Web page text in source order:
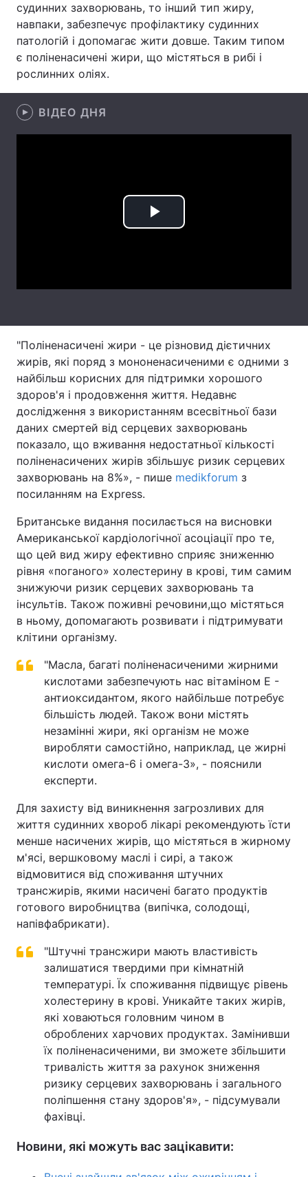
Відео з Youtube Статті
Інтерв'ю Думки
судинних захворювань, то інший тип жиру,
навпаки, забезпечує профілактику судинних
патологій і допомагає жити довше. Таким типом
є поліненасичені жири, що містяться в рибі і
рослинних оліях.
ВІДЕО ДНЯ
Play
"Поліненасичені жири - це різновид дієтичних
жирів, які поряд з мононенасиченими є одними з
найбільш корисних для підтримки хорошого
здоров'я і продовження життя. Недавнє
дослідження з використанням всесвітньої бази
даних смертей від серцевих захворювань
показало, що вживання недостатньої кількості
поліненасичених жирів збільшує ризик серцевих
захворювань на 8%», - пише medikforum з
посиланням на Express.
Британське видання посилається на висновки
Американської кардіологічної асоціації про те,
що цей вид жиру ефективно сприяє зниженню
рівня «поганого» холестерину в крові, тим самим
знижуючи ризик серцевих захворювань та
інсультів. Також поживні речовини,що містяться
в ньому, допомагають розвивати і підтримувати
клітини організму.
"Масла, багаті поліненасиченими жирними
кислотами забезпечують нас вітаміном Е -
антиоксидантом, якого найбільше потребує
більшість людей. Також вони містять
незамінні жири, які організм не може
виробляти самостійно, наприклад, це жирні
кислоти омега-6 і омега-3», - пояснили
експерти.
Для захисту від виникнення загрозливих для
життя судинних хвороб лікарі рекомендують їсти
менше насичених жирів, що містяться в жирному
м'ясі, вершковому маслі і сирі, а також
відмовитися від споживання штучних
трансжирів, якими насичені багато продуктів
готового виробництва (випічка, солодощі,
напівфабрикати).
"Штучні трансжири мають властивість
залишатися твердими при кімнатній
температурі. Їх споживання підвищує рівень
холестерину в крові. Уникайте таких жирів,
які ховаються головним чином в
оброблених харчових продуктах. Замінивши
їх поліненасиченими, ви зможете збільшити
тривалість життя за рахунок зниження
ризику серцевих захворювань і загального
поліпшення стану здоров'я», - підсумували
фахівці.
Новини, які можуть вас зацікавити: